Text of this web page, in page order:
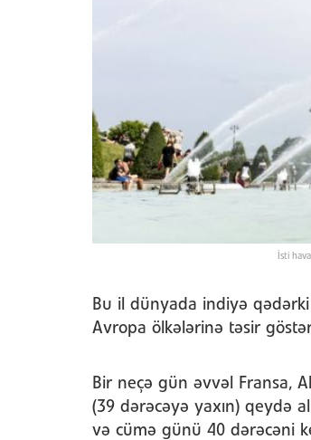
İsti
Bu il dünyada indiyə
Avropa ölkələrinə təsir
Bir neçə gün əvvəl Fransa,
(39 dərəcəyə yaxın) qeydə
və cümə günü 40 dərəcəni